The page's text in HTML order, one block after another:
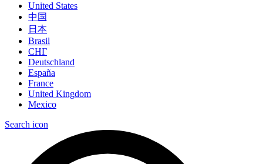
United States
中国
日本
Brasil
СНГ
Deutschland
España
France
United Kingdom
Mexico
Search icon